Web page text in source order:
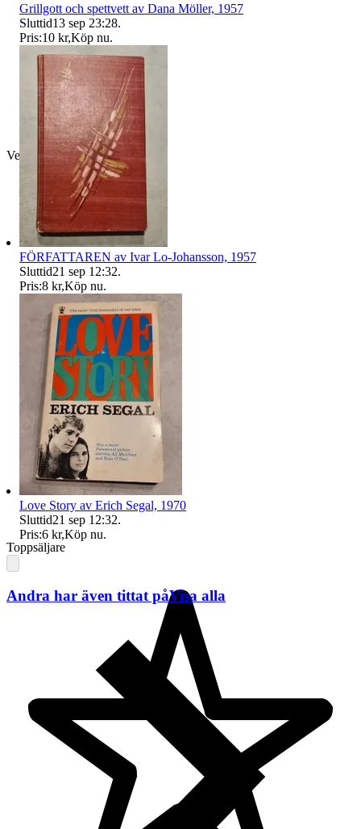
Verifierad
Toppsäljare
Grillgott och spettvett av Dana Möller, 1957
Sluttid13 sep 23:28.
Pris:10 kr,Köp nu.
FÖRFATTAREN av Ivar Lo-Johansson, 1957
Sluttid21 sep 12:32.
Pris:8 kr,Köp nu.
Love Story av Erich Segal, 1970
Sluttid21 sep 12:32.
Pris:6 kr,Köp nu.
Andra har även tittat påVisa alla